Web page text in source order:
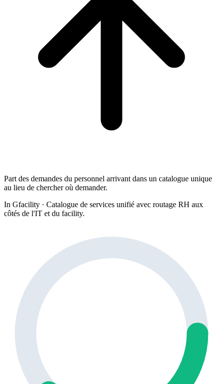
Part des demandes du personnel arrivant dans un catalogue unique
au lieu de chercher où demander.
In Gfacility · Catalogue de services unifié avec routage RH aux
côtés de l'IT et du facility.